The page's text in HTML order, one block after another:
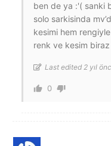
ben de ya :'( sanki
solo sarkisinda
kesimi hem
renk ve kesim
Last edited 2 yıl
0